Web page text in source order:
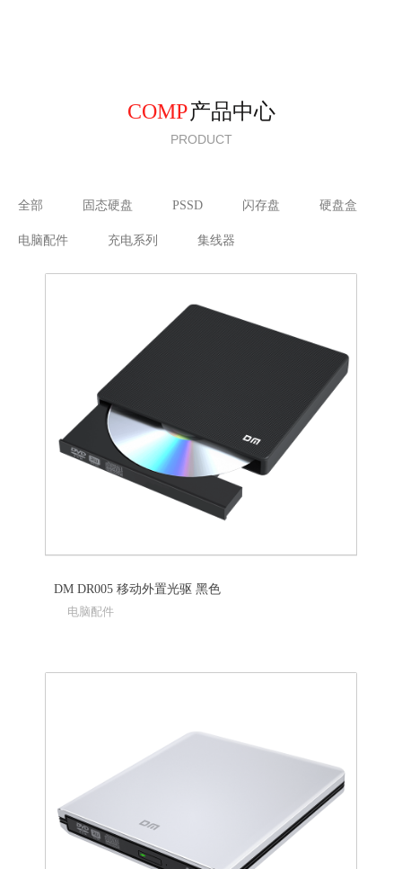
COMP产品中心
PRODUCT
全部 固态硬盘 PSSD 闪存盘 硬盘盒
电脑配件 充电系列 集线器
DM DR005 移动外置光驱 黑色
电脑配件